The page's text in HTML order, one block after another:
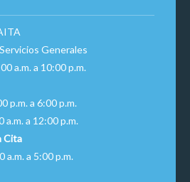
Generales
a.m. a 10:00 p.m.
p.m. a 6:00 p.m.
a.m. a 12:00 p.m.
Cita
a.m. a 5:00 p.m.